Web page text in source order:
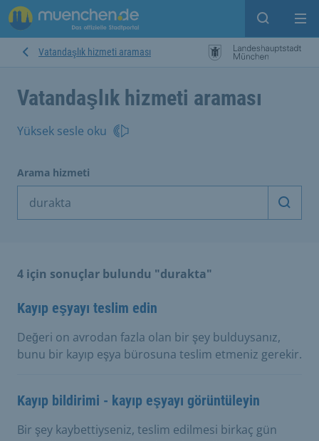
Open
Vatandaşlık hizmeti araması
Vatandaşlık hizmeti araması
Yüksek sesle oku
Arama hizmeti
4 için sonuçlar bulundu "durakta"
Kayıp eşyayı teslim edin
Değeri on avrodan fazla olan bir şey bulduysanız,
bunu bir kayıp eşya bürosuna teslim etmeniz gerekir.
Kayıp bildirimi - kayıp eşyayı görüntüleyin
Bir şey kaybettiyseniz, teslim edilmesi birkaç gün